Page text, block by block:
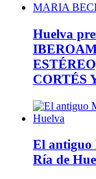
Huelva
CORTÉS
El antiguo
Ría de